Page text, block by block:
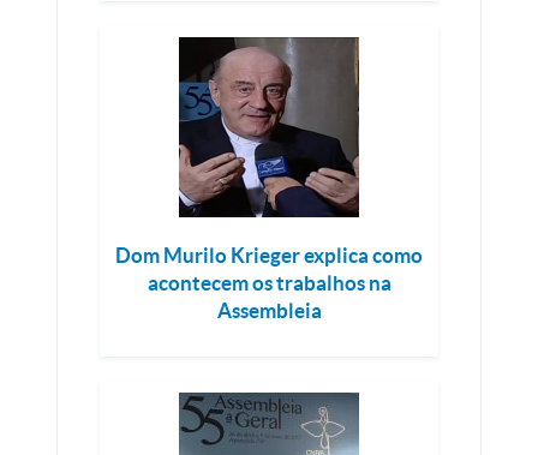
Dom Murilo Krieger explica como
acontecem os trabalhos na
Assembleia